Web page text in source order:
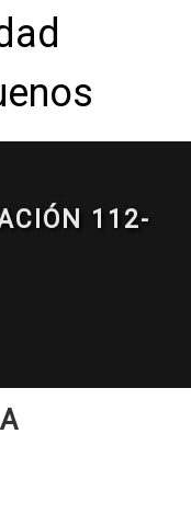
112-